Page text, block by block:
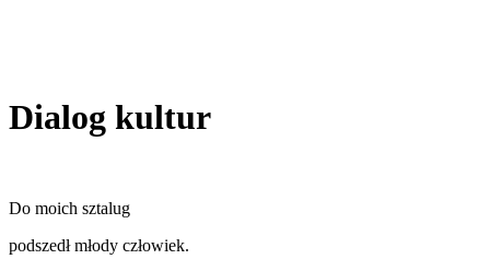
Dialog kultur
Do moich sztalug
podszedł młody człowiek.